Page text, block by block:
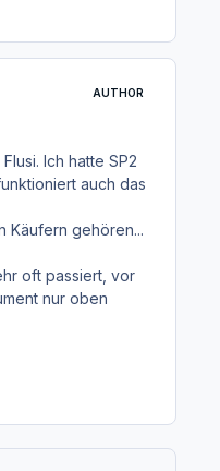
AUTHOR
Ich hatte SP2
auch das
Käufern gehören...
oft passiert, vor
nur oben